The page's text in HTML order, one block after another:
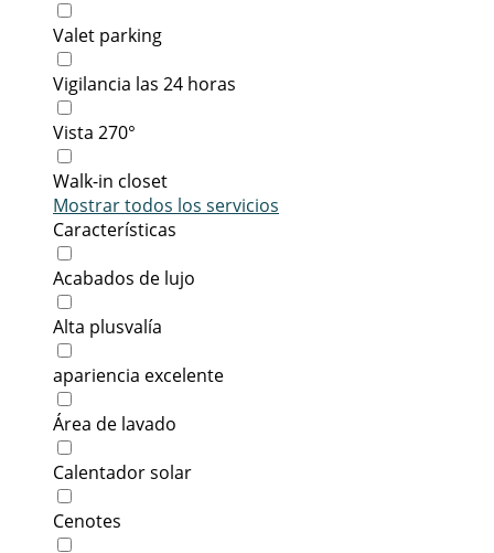
Valet parking
Vigilancia las 24 horas
Vista 270°
Walk-in closet
Mostrar todos los servicios
Características
Acabados de lujo
Alta plusvalía
apariencia excelente
Área de lavado
Calentador solar
Cenotes